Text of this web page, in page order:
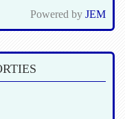
Powered by JEM